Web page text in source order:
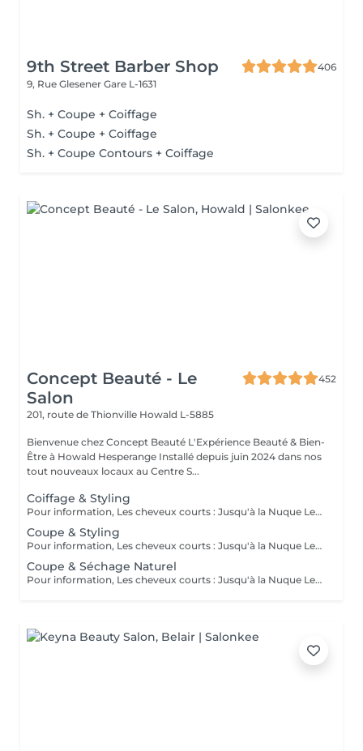
9th Street Barber Shop
406
9, Rue Glesener Gare L-1631
Sh. + Coupe + Coiffage
Sh. + Coupe + Coiffage
Sh. + Coupe Contours + Coiffage
Concept Beauté - Le
Salon
452
201, route de Thionville Howald L-5885
Bienvenue chez Concept Beauté L'Expérience Beauté & Bien-
Être à Howald Hesperange Installé depuis juin 2024 dans nos
tout nouveaux locaux au Centre S...
Coiffage & Styling
Pour information, Les cheveux courts : Jusqu'à la Nuque Les cheveux mi-longs : Jusqu'à l'épaule Les cheveux longs : En dessous de l'épaule Un supplément sera demandé pour les cheveux très longs, (jusqu'au milieu du dos)
Coupe & Styling
Pour information, Les cheveux courts : Jusqu'à la Nuque Les cheveux mi-longs : Jusqu'à l'épaule Les cheveux longs : En dessous de l'épaule Un supplément sera demandé pour les cheveux très longs, (jusqu'au milieu du dos)
Coupe & Séchage Naturel
Pour information, Les cheveux courts : Jusqu'à la Nuque Les cheveux mi-longs : Jusqu'à l'épaule Les cheveux longs : En dessous de l'épaule Un supplément sera demandé pour les cheveux très long, (jusqu'au milieu du dos)